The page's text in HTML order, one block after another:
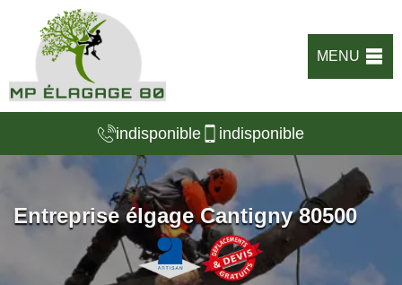
MENU
indisponible indisponible
Entreprise élgage Cantigny 80500